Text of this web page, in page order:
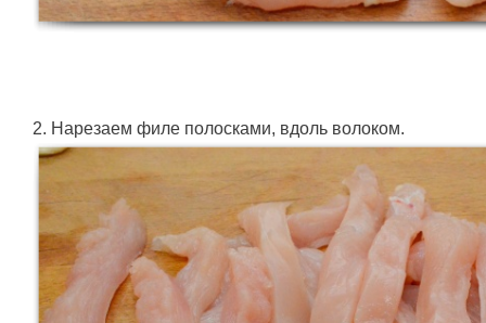
2. Нарезаем филе полосками, вдоль волоком.